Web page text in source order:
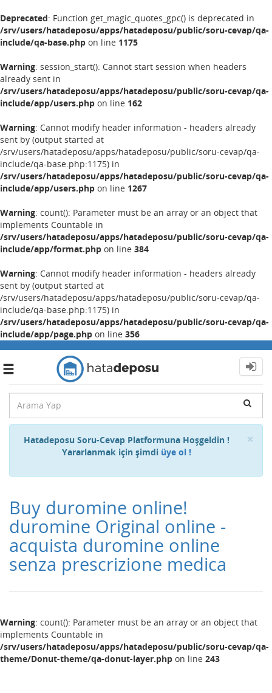
Deprecated: Function get_magic_quotes_gpc() is deprecated in
/srv/users/hatadeposu/apps/hatadeposu/public/soru-cevap/qa-
include/qa-base.php on line 1175
Warning: session_start(): Cannot start session when headers
already sent in
/srv/users/hatadeposu/apps/hatadeposu/public/soru-cevap/qa-
include/app/users.php on line 162
Warning: Cannot modify header information - headers already
sent by (output started at
/srv/users/hatadeposu/apps/hatadeposu/public/soru-cevap/qa-
include/qa-base.php:1175) in
/srv/users/hatadeposu/apps/hatadeposu/public/soru-cevap/qa-
include/app/users.php on line 1267
Warning: count(): Parameter must be an array or an object that
implements Countable in
/srv/users/hatadeposu/apps/hatadeposu/public/soru-cevap/qa-
include/app/format.php on line 384
Warning: Cannot modify header information - headers already
sent by (output started at
/srv/users/hatadeposu/apps/hatadeposu/public/soru-cevap/qa-
include/qa-base.php:1175) in
/srv/users/hatadeposu/apps/hatadeposu/public/soru-cevap/qa-
include/app/page.php on line 356
Toggle
×
Hatadeposu Soru-Cevap Platformuna Hoşgeldin !
Yararlanmak için şimdi üye ol !
Buy duromine online!
duromine Original online -
acquista duromine online
senza prescrizione medica
Warning: count(): Parameter must be an array or an object that
implements Countable in
/srv/users/hatadeposu/apps/hatadeposu/public/soru-cevap/qa-
theme/Donut-theme/qa-donut-layer.php on line 243